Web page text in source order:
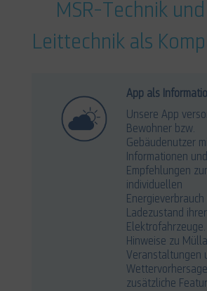
MSR-Technik
Leittechnik als
App als
Unsere App
Bewohner bzw.
Gebäudenutzer
Informationen und
Empfehlungen
individuellen
Energieverbrauch
Ladezustand ihrer
Hinweise zu
Veranstaltungen
zusätzliche